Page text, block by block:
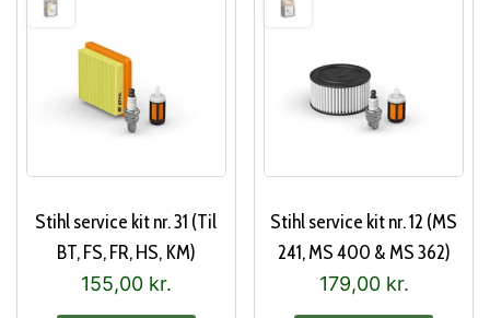
Stihl service kit nr. 31 (Til
BT, FS, FR, HS, KM)
155,00 kr.
Stihl service kit nr. 12 (MS
241, MS 400 & MS 362)
179,00 kr.